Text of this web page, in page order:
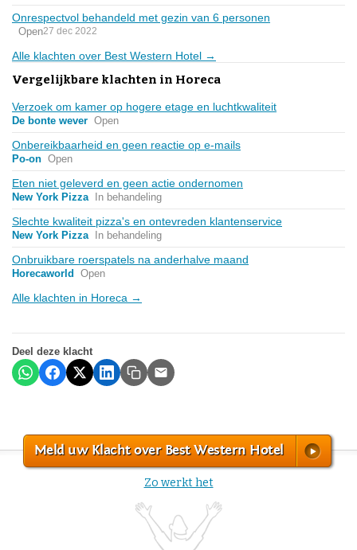
Onrespectvol behandeld met gezin van 6 personen
Open27 dec 2022
Alle klachten over Best Western Hotel →
Vergelijkbare klachten in Horeca
Verzoek om kamer op hogere etage en luchtkwaliteit
De bonte wever Open
Onbereikbaarheid en geen reactie op e-mails
Po-on Open
Eten niet geleverd en geen actie ondernomen
New York Pizza In behandeling
Slechte kwaliteit pizza's en ontevreden klantenservice
New York Pizza In behandeling
Onbruikbare roerspatels na anderhalve maand
Horecaworld Open
Alle klachten in Horeca →
Deel deze klacht
Meld uw Klacht over Best Western Hotel
Zo werkt het